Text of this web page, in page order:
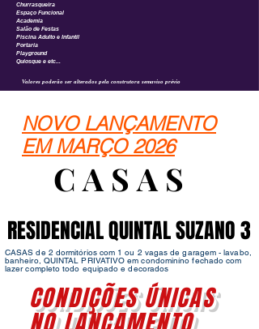
Churrasqueira
Espaço Funcional
Academia
Salão de Festas
Piscina Adulto e Infantil
Portaria
Playground
Quiosque e etc...
Valores poderão ser alterados pela construtora semaviso prévio
NOVO LANÇAMENTO
EM MARÇO 2026
C A S A S
C A S A S
RESIDENCIAL QUINTAL SUZANO 3
RESIDENCIAL QUINTAL SUZANO 3
CASAS de 2 dormitórios com 1 ou 2 vagas de garagem - lavabo,
banheiro, QUINTAL PRIVATIVO em condominíno fechado com
lazer completo todo equipado e decorados
CONDIÇÕES ÚNICAS